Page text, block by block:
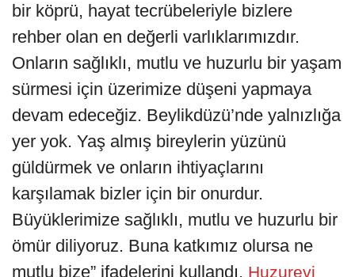
bir köprü, hayat tecrübeleriyle bizlere
rehber olan en değerli varlıklarımızdır.
Onların sağlıklı, mutlu ve huzurlu bir yaşam
sürmesi için üzerimize düşeni yapmaya
devam edeceğiz. Beylikdüzü’nde yalnızlığa
yer yok. Yaş almış bireylerin yüzünü
güldürmek ve onların ihtiyaçlarını
karşılamak bizler için bir onurdur.
Büyüklerimize sağlıklı, mutlu ve huzurlu bir
ömür diliyoruz. Buna katkımız olursa ne
mutlu bize” ifadelerini kullandı. Huzurevi